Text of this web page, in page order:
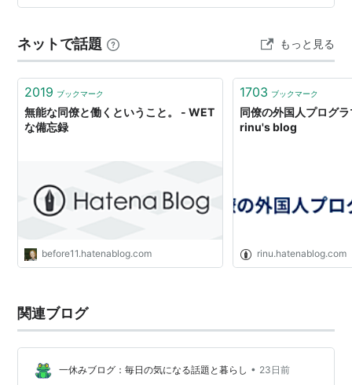
ていました。苦手な相手からの依頼を避けたい気持ち
休みの日には、ＫＳさんはＫＡさんとよく雑談している
とのことです。 安心できる相手と話すことで気持…
ネットで話題 もっと見る
2019 ブックマーク
無能な同僚と働くということ。 - WET
な備忘録
before11.hatenablog.com
1703 ブックマーク
同僚の外国人プログ
rinu's blog
rinu.hatenablog.com
関連ブログ
一休みブログ：毎日の気になる話題と暮らし • 23日前